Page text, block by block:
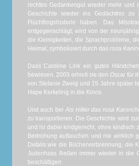
rechtes Gedankengut wieder mehr
Geschichte wieder ins Gedächtnis
Flüchtlingshistorie haben. Das
entgegenschlägt, wird von der
die Kleinigkeiten, die Sprachprobleme,
Heimat, symbolisiert durch das rosa
Dass Caroline Link ein gutes
bewiesen. 2003 erhielt sie den Oscar für
von Stefanie Zweig und 15 Jahre später
Hape Kerkeling in die Kinos.
Und auch bei Als Hitler das rosa
zu transportieren. Die Geschichte wird
und ist dabei kindgerecht, ohne kindisch
Bedrohung auftauchen und nie wirklich
Details wie die Bücherverbrennung, die
Judenhass fließen immer wieder in die
beschäftigen.